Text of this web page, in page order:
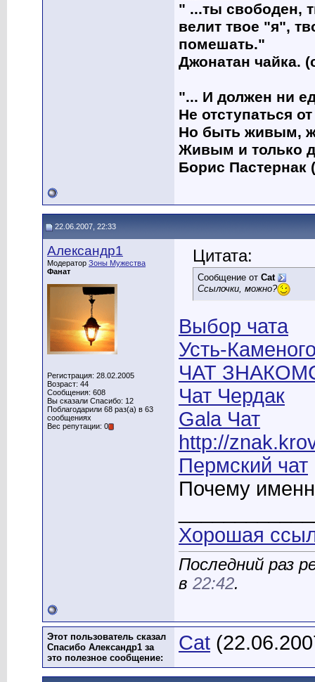
" ...ты свободен,
велит твое "я",
помешать."
Джонатан чайка.
"... И должен ни
Не отступаться
Но быть живым,
Живым и только
Борис Пастернак
22.06.2007, 22:33
Александр1
Модератор Зоны Мужества
Фанат
Регистрация: 28.02.2005
Возраст: 44
Сообщения: 608
Вы сказали Спасибо: 12
Поблагодарили 68 раз(а) в 63
сообщениях
Вес репутации: 0
Цитата:
Сообщение от Cat
Ссылочки, можно?
Выбор чата
Усть-
ЧАТ
Чат Чердак
Gala Чат
http://
Пермский чат
Почему
Хорошая
Последний раз
в 22:42.
Этот пользователь сказал
Спасибо Александр1 за
это полезное сообщение:
Cat